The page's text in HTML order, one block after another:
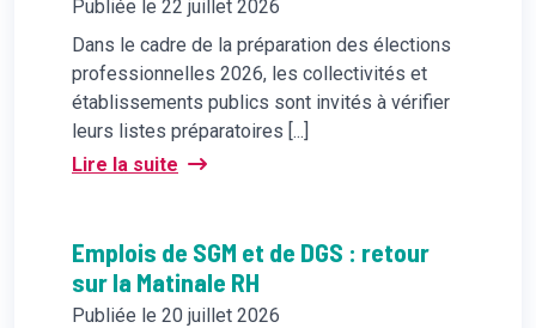
Publiée le 22 juillet 2026
Dans le cadre de la préparation des élections
professionnelles 2026, les collectivités et
établissements publics sont invités à vérifier
leurs listes préparatoires [...]
Lire la suite
Emplois de SGM et de DGS : retour
sur la Matinale RH
Publiée le 20 juillet 2026